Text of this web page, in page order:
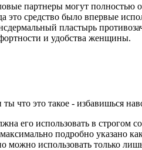
партнеры могут полностью
это средство было впервые
пластырь
и удобства женщины.
что это такое - избавишься
его использовать в строгом
подробно указано
можно использовать только